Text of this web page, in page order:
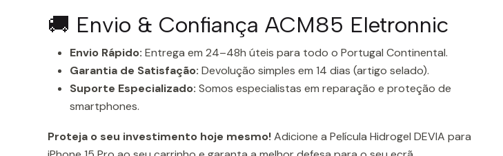
🚚 Envio & Confiança ACM85 Eletronnic
Envio Rápido: Entrega em 24–48h úteis para todo o Portugal Continental.
Garantia de Satisfação: Devolução simples em 14 dias (artigo selado).
Suporte Especializado: Somos especialistas em reparação e proteção de
smartphones.
Proteja o seu investimento hoje mesmo!Adicione a Película Hidrogel DEVIA para